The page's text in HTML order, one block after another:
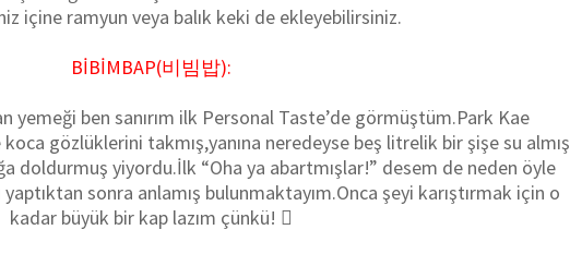
içine ramyun veya balık keki de ekleyebilirsiniz.
BİBİMBAP(비빔밥):
yemeği ben sanırım ilk Personal Taste’de görmüştüm.Park Kae
gözlüklerini takmış,yanına neredeyse beş litrelik bir şişe su almış
doldurmuş yiyordu.İlk “Oha ya abartmışlar!” desem de neden öyle
sonra anlamış bulunmaktayım.Onca şeyi karıştırmak için o
kadar büyük bir kap lazım çünkü! 